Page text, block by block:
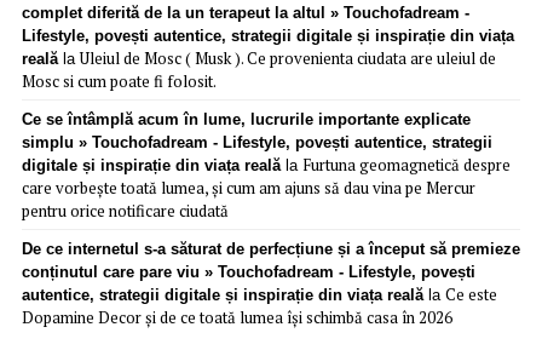
complet diferită de la un terapeut la altul » Touchofadream -
Lifestyle, povești autentice, strategii digitale și inspirație din viața
realălaUleiul de Mosc ( Musk ). Ce provenienta ciudata are uleiul de
Mosc si cum poate fi folosit.
Ce se întâmplă acum în lume, lucrurile importante explicate
simplu » Touchofadream - Lifestyle, povești autentice, strategii
digitale și inspirație din viața realăla Furtuna geomagnetică despre
care vorbește toată lumea, și cum am ajuns să dau vina pe Mercur
pentru orice notificare ciudată
De ce internetul s-a săturat de perfecțiune și a început să premieze
conținutul care pare viu » Touchofadream - Lifestyle, povești
autentice, strategii digitale și inspirație din viața realăla Ce este
Dopamine Decor și de ce toată lumea își schimbă casa în 2026